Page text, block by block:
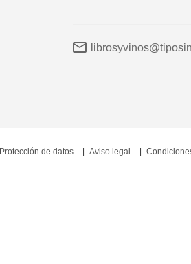
Protección de datos Aviso legal